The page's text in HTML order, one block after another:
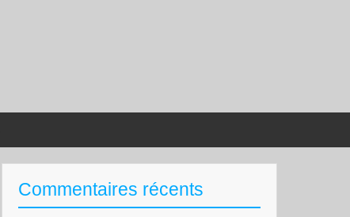
Commentaires récents